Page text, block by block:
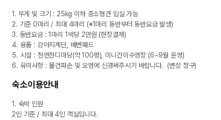
1. 무게 및 크기 : 25kg 이하 중소형견 입실 가능
2. 기준 0마리 / 최대 4마리 (※1마리 동반부터 동반요금 발생)
3. 동반요금 : 1마리 1박당 2만원 (현장결제)
4. 용품 : 강아지계단, 배변패드
5. 시설 : 천연잔디마당(약 100평), 미니간이수영장 (6~9월 운영)
6. 유의사항 : 물건파손 및 오염에 신경써주시기 바랍니다.  (변상 청구)
숙소이용안내
1. 숙박 인원
2인 기준 / 최대 4인 객실입니다.